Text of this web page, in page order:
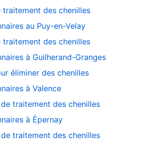
traitement des chenilles
au Puy-en-Velay
traitement des chenilles
à Guilherand-Granges
éliminer des chenilles
à Valence
traitement des chenilles
à Épernay
traitement des chenilles